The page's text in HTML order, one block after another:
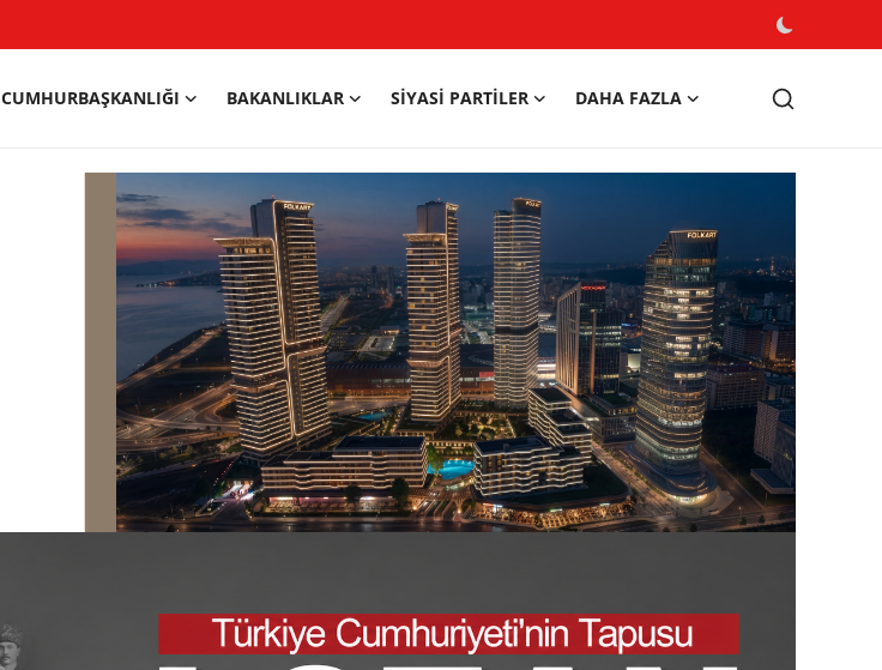
CUMHURBAŞKANLIĞI BAKANLIKLAR SIYASI PARTILER DAHA FAZLA